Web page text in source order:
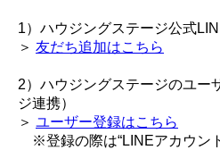
1）ハウジングステージ公式
＞ 友だち追加はこちら
2）ハウジングステージのユー
ジ連携）
＞ ユーザー登録はこちら
※登録の際は“LINEアカウン